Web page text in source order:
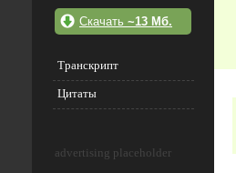
Скачать ~13 Мб.
Транскрипт
Цитаты
advertising placeholder